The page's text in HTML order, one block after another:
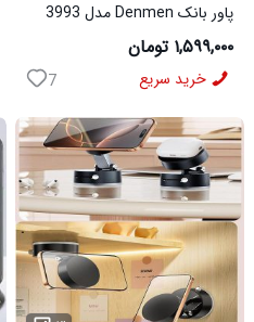
پاور بانک Denmen مدل 3993
۱,۵۹۹,۰۰۰ تومان
خرید سریع 7